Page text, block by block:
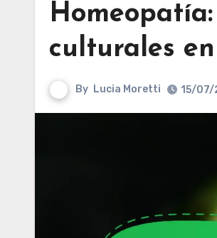
culturales
By Lucia Moretti 15/07/